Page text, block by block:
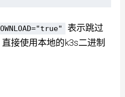
表示跳过
接使用本地的k3s二进制